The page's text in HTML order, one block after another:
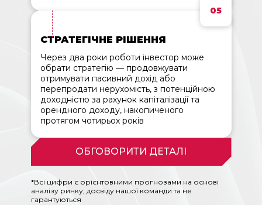
05
СТРАТЕГІЧНЕ РІШЕННЯ
Через два роки роботи інвестор може
обрати стратегію — продовжувати
отримувати пасивний дохід або
перепродати нерухомість, з потенційною
доходністю за рахунок капіталізації та
орендного доходу, накопиченого
протягом чотирьох років
ОБГОВОРИТИ ДЕТАЛІ
*Всі цифри є орієнтовними прогнозами на основі
аналізу ринку, досвіду нашої команди та не
гарантуються